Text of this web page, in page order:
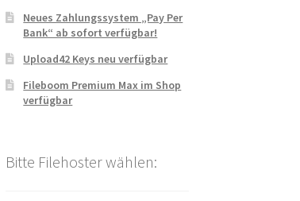
Neues Zahlungssystem „Pay Per
Bank“ ab sofort verfügbar!
Upload42 Keys neu verfügbar
Fileboom Premium Max im Shop
verfügbar
Bitte Filehoster wählen: